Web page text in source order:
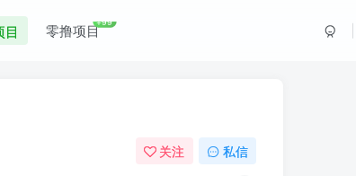
目 零撸项目+99
关注 私信